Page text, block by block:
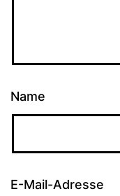
Name
E-Mail-Adresse